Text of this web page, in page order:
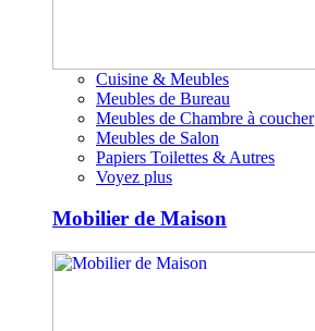
Cuisine & Meubles
Meubles de Bureau
Meubles de Chambre à coucher
Meubles de Salon
Papiers Toilettes & Autres
Voyez plus
Mobilier de Maison